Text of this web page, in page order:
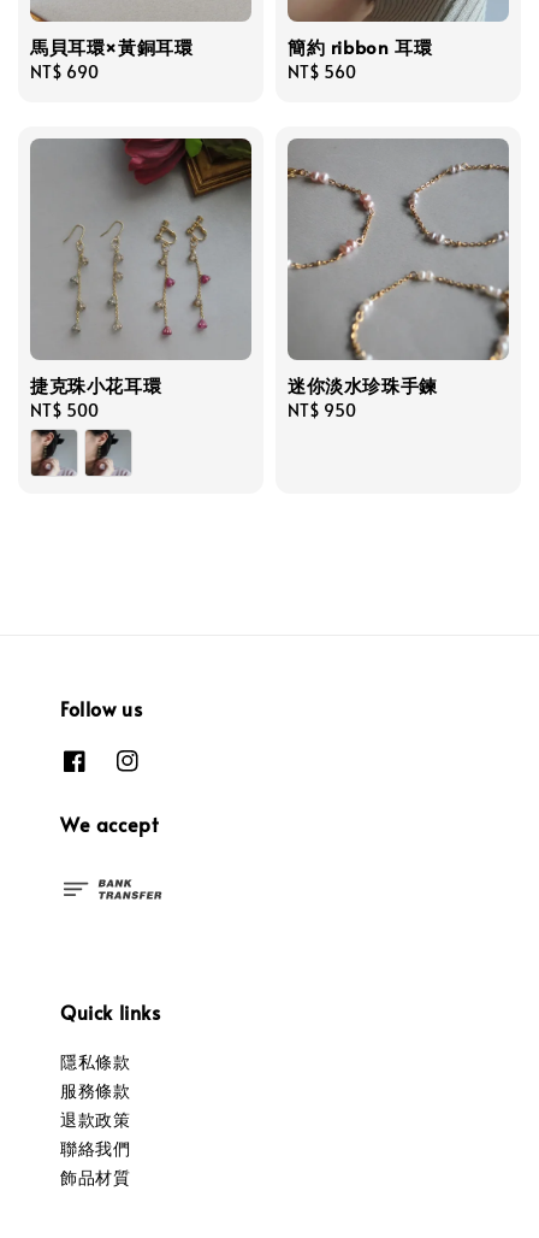
馬貝耳環×黃銅耳環
Regular
NT$ 690
簡約 ribbon 耳環
Regular
NT$ 560
捷克珠小花耳環
Regular
price
NT$ 500
迷你淡水珍珠手鍊
Regular
NT$ 950
Follow us
We accept
Quick links
隱私條款
服務條款
退款政策
聯絡我們
飾品材質